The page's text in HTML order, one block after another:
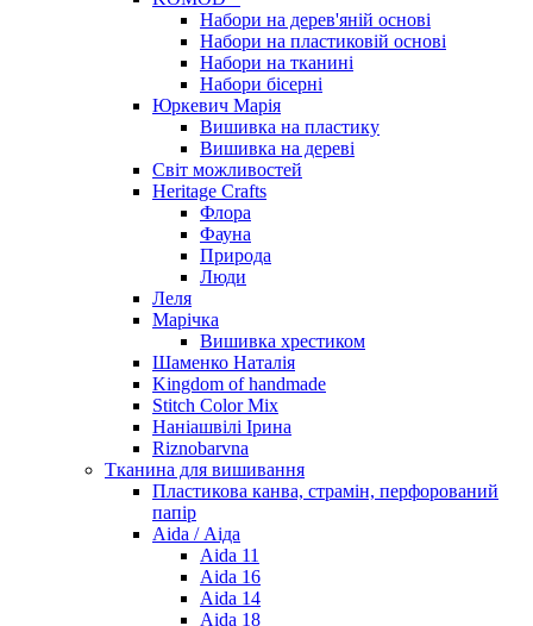
Набори на дерев'яній основі
Набори на пластиковій основі
Набори на тканині
Набори бісерні
Юркевич Марія
Вишивка на пластику
Вишивка на дереві
Світ можливостей
Heritage Crafts
Флора
Фауна
Природа
Люди
Леля
Марічка
Вишивка хрестиком
Шаменко Наталія
Kingdom of handmade
Stitch Color Mix
Наніашвілі Ірина
Riznobarvna
Тканина для вишивання
Пластикова канва, страмін, перфорований
папір
Aida / Аіда
Aida 11
Aida 16
Aida 14
Aida 18